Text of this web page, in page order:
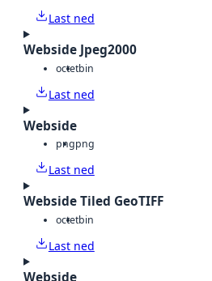
Last ned
Webside Jpeg2000
octetbin
Last ned
Webside
pngpng
Last ned
Webside Tiled GeoTIFF
octetbin
Last ned
Webside